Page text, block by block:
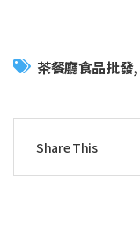
茶餐廳食品批發
Share This